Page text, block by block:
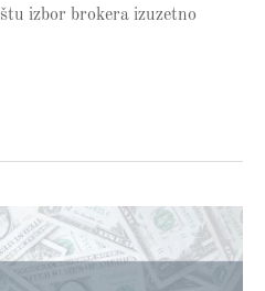
izbor brokera izuzetno